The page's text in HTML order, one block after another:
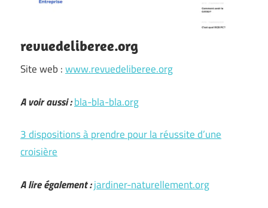
revuedeliberee.org
Site web :www.revuedeliberee.org
A voir aussi :bla-bla-bla.org
3 dispositions à prendre pour la réussite d’une
croisière
A lire également :jardiner-naturellement.org